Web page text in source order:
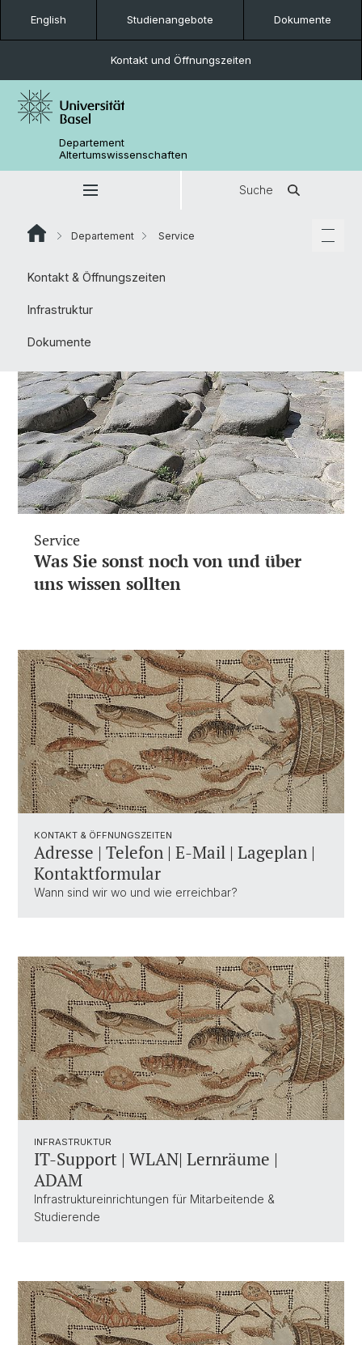
English Studienangebote Dokumente
Kontakt und Öffnungszeiten
Departement
Altertumswissenschaften
Suche
Departement Service
Kontakt & Öffnungszeiten
Infrastruktur
Dokumente
Service
Was Sie sonst noch von und über
uns wissen sollten
KONTAKT & ÖFFNUNGSZEITEN
Adresse | Telefon | E-Mail | Lageplan |
Kontaktformular
Wann sind wir wo und wie erreichbar?
INFRASTRUKTUR
IT-Support | WLAN| Lernräume |
ADAM
Infrastruktureinrichtungen für Mitarbeitende &
Studierende